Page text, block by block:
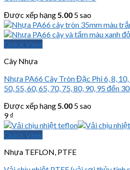
Được xếp hạng5.00 5 sao
Quick View
Cây Nhựa
Nhựa PA66 Cây Tròn Đặc Phi 6, 8, 10,
50, 55, 60, 65, 70, 75, 80, 90, 95 đến
Được xếp hạng5.00 5 sao
9₫
Quick View
Nhựa TEFLON, PTFE